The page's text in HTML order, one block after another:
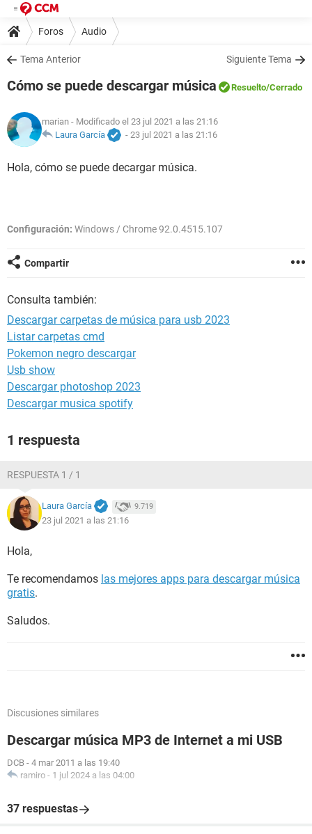
Foros Audio
Tema Anterior Siguiente Tema
Cómo se puede descargar música Resuelto/Cerrado
marian - Modificado el 23 jul 2021 a las 21:16
Laura García
- 23 jul 2021 a las 21:16
Hola, cómo se puede decargar música.
Configuración: Windows / Chrome 92.0.4515.107
Compartir
Consulta también:
Descargar carpetas de música para usb 2023
Listar carpetas cmd
Pokemon negro descargar
Usb show
Descargar photoshop 2023
Descargar musica spotify
1 respuesta
RESPUESTA 1 / 1
Laura García 9.719
23 jul 2021 a las 21:16
Hola,
Te recomendamos las mejores apps para descargar música
gratis.
Saludos.
Discusiones similares
Descargar música MP3 de Internet a mi USB
DCB - 4 mar 2011 a las 19:40
ramiro - 1 jul 2024 a las 04:00
37 respuestas